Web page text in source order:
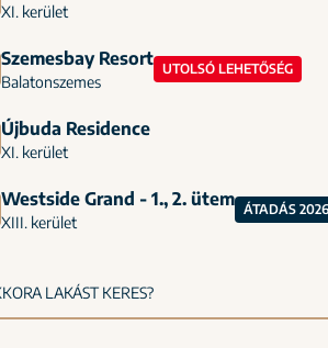
XI. kerület
Szemesbay Resort
Balatonszemes
UTOLSÓ LEHETŐSÉG
Újbuda Residence
XI. kerület
Westside Grand - 1., 2. ütem
XIII. kerület
ÁTADÁS